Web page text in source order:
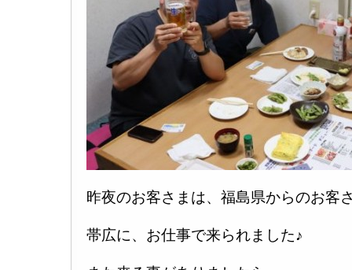
昨夜のお客さまは、福島県からのお客
帯広に、お仕事で来られました♪